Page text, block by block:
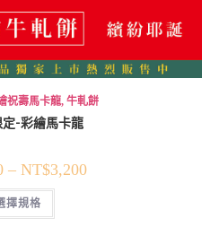
祝壽馬卡龍, 牛軋餅
-彩繪馬卡龍
– NT$3,200
擇規格